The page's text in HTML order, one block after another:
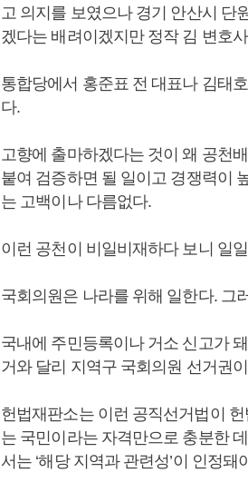
고 의지를 보였으나 경기 안산시 단
겠다는 배려이겠지만 정작 김 변호
통합당에서 홍준표 전 대표나 김태
다.
고향에 출마하겠다는 것이 왜 공천
붙여 검증하면 될 일이고 경쟁력이
는 고백이나 다름없다.
이런 공천이 비일비재하다 보니 일
국회의원은 나라를 위해 일한다. 그
국내에 주민등록이나 거소 신고가
거와 달리 지역구 국회의원 선거권
헌법재판소는 이런 공직선거법이
는 국민이라는 자격만으로 충분한
서는 ‘해당 지역과 관련성’이 인정돼